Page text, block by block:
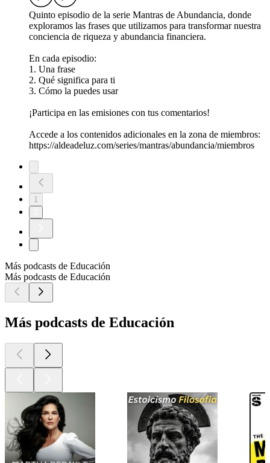
Quinto episodio de la serie Mantras de Abundancia, donde
exploramos las frases que utilizamos para transformar nuestra
conciencia de riqueza y abundancia financiera.
En cada episodio:
1. Una frase
2. Qué significa para ti
3. Cómo la puedes usar
¡Participa en las emisiones con tus comentarios!
Accede a los contenidos adicionales en la zona de miembros:
https://aldeadeluz.com/series/mantras/abundancia/miembros
1
Más podcasts de Educación
Más podcasts de Educación
Más podcasts de Educación